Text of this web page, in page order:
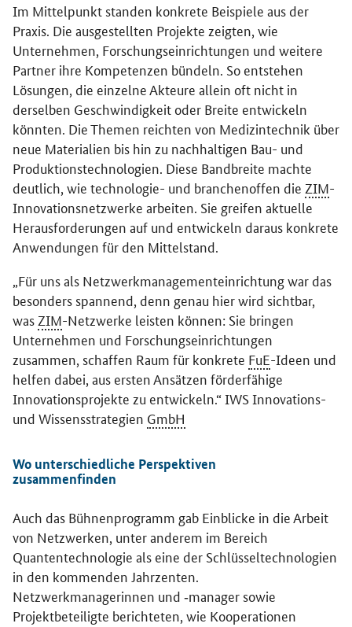
Im Mittelpunkt standen konkrete Beispiele aus der
Praxis. Die ausgestellten Projekte zeigten, wie
Unternehmen, Forschungseinrichtungen und weitere
Partner ihre Kompetenzen bündeln. So entstehen
Lösungen, die einzelne Akteure allein oft nicht in
derselben Geschwindigkeit oder Breite entwickeln
könnten. Die Themen reichten von Medizintechnik über
neue Materialien bis hin zu nachhaltigen Bau- und
Produktionstechnologien. Diese Bandbreite machte
deutlich, wie technologie- und branchenoffen die ZIM-
Innovationsnetzwerke arbeiten. Sie greifen aktuelle
Herausforderungen auf und entwickeln daraus konkrete
Anwendungen für den Mittelstand.
„Für uns als Netzwerkmanagementeinrichtung war das
besonders spannend, denn genau hier wird sichtbar,
was ZIM-Netzwerke leisten können: Sie bringen
Unternehmen und Forschungseinrichtungen
zusammen, schaffen Raum für konkrete FuE-Ideen und
helfen dabei, aus ersten Ansätzen förderfähige
Innovationsprojekte zu entwickeln.“ IWS Innovations-
und Wissensstrategien GmbH
Wo unterschiedliche Perspektiven
zusammenfinden
Auch das Bühnenprogramm gab Einblicke in die Arbeit
von Netzwerken, unter anderem im Bereich
Quantentechnologie als eine der Schlüsseltechnologien
in den kommenden Jahrzenten.
Netzwerkmanagerinnen und ‑manager sowie
Projektbeteiligte berichteten, wie Kooperationen